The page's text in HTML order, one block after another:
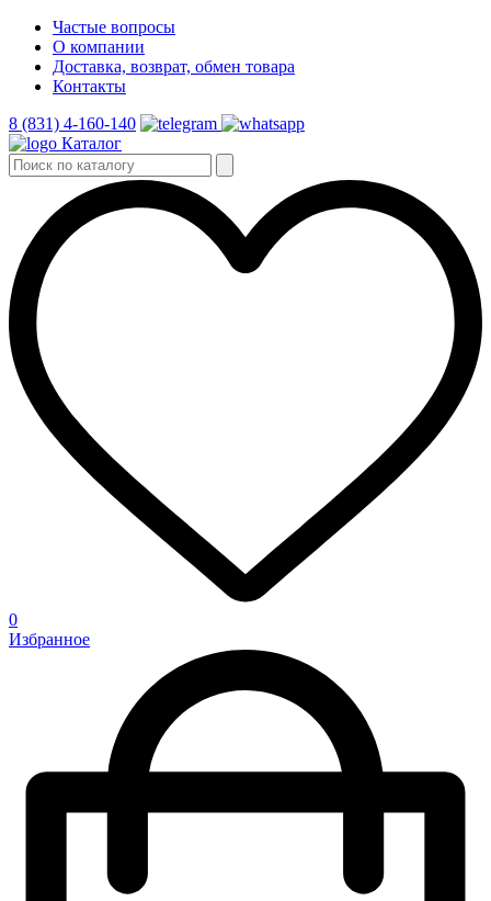
Частые вопросы
О компании
Доставка, возврат, обмен товара
Контакты
8 (831) 4-160-140
Каталог
0
Избранное